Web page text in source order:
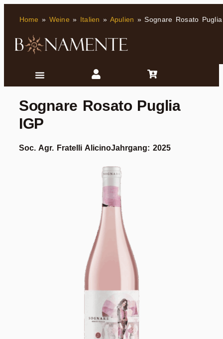
Home » Weine » Italien » Apulien »Sognare Rosato
Soc. Agr. Fratelli AlicinoJahrgang: 2025
Sognare Rosato Puglia
IGP